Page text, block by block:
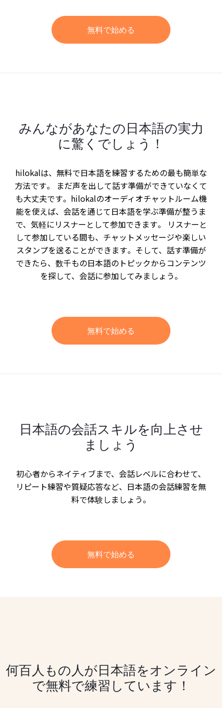
無料で始める
みんながあなたの日本語の実力
に驚くでしょう！
hilokalは、無料で日本語を練習するための最も簡単な
方法です。 まだ声を出して話す準備ができていなくて
も大丈夫です。hilokalのオーディオチャットルーム機
能を使えば、会話を通じて日本語を学ぶ準備が整うま
で、気軽にリスナーとして参加できます。 リスナーと
して参加している間も、チャットメッセージや楽しい
スタンプを送ることができます。そして、話す準備が
できたら、数千もの日本語のトピックからコンテンツ
を探して、会話に参加してみましょう。
無料で始める
日本語の会話スキルを向上させ
ましょう
初心者からネイティブまで、会話レベルに合わせて、
リピート練習や質疑応答など、日本語の会話練習を無
料で体験しましょう。
無料で始める
何百人もの人が日本語をオンライン
で無料で練習しています！